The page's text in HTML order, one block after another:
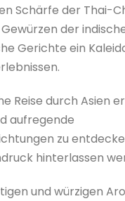
Schärfe der Thai-
der
Gerichte ein
Reise durch Asien
aufregende
zu
hinterlassen
und würzigen